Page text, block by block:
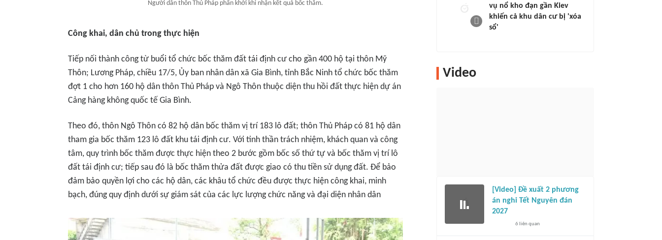
Người dân thôn Thủ Pháp phấn khởi khi nhận kết quả bốc thăm.
Công khai, dân chủ trong thực hiện
Tiếp nối thành công từ buổi tổ chức bốc thăm đất tái định cư cho gần 400 hộ tại thôn Mỹ
Thôn; Lương Pháp, chiều 17/5, Ủy ban nhân dân xã Gia Bình, tỉnh Bắc Ninh tổ chức bốc thăm
đợt 1 cho hơn 160 hộ dân thôn Thủ Pháp và Ngô Thôn thuộc diện thu hồi đất thực hiện dự án
Cảng hàng không quốc tế Gia Bình.
Theo đó, thôn Ngô Thôn có 82 hộ dân bốc thăm vị trí 183 lô đất; thôn Thủ Pháp có 81 hộ dân
tham gia bốc thăm 123 lô đất khu tái định cư. Với tinh thần trách nhiệm, khách quan và công
tâm, quy trình bốc thăm được thực hiện theo 2 bước gồm bốc số thứ tự và bốc thăm vị trí lô
đất tái định cư; tiếp sau đó là bốc thăm thửa đất được giao có thu tiền sử dụng đất. Để bảo
đảm bảo quyền lợi cho các hộ dân, các khâu tổ chức đều được thực hiện công khai, minh
bạch, đúng quy định dưới sự giám sát của các lực lượng chức năng và đại diện nhân dân
vụ nổ kho đạn gần Kiev
khiến cả khu dân cư bị 'xóa
sổ'
Video
[Video] Đề xuất 2 phương
án nghỉ Tết Nguyên đán
2027
6 liên quan